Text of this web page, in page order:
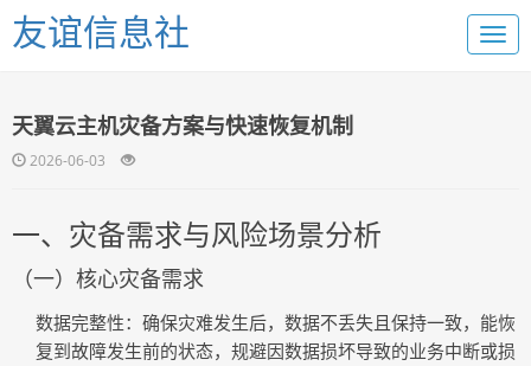
友谊信息社
天翼云主机灾备方案与快速恢复机制
2026-06-03
一、灾备需求与风险场景分析
（一）核心灾备需求
数据完整性：确保灾难发生后，数据不丢失且保持一致，能恢
复到故障发生前的状态，规避因数据损坏导致的业务中断或损